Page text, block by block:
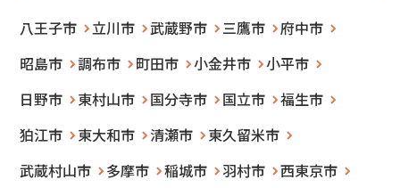
八王子市 立川市 武蔵野市 三鷹市
府中市
昭島市
調布市 町田市 小金井市
小平市
日野市
東村山市 国分寺市 国立市
福生市
狛江市
東大和市 清瀬市
東久留米市
武蔵村山市
多摩市 稲城市 羽村市 西東京市